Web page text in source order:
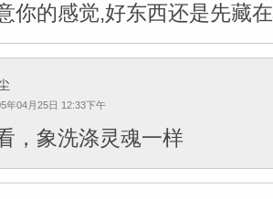
你的感觉,好东西还是先藏
年04月25日 12:33下午
，象洗涤灵魂一样